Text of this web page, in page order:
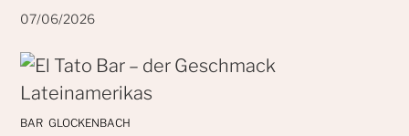
07/06/2026
BAR GLOCKENBACH